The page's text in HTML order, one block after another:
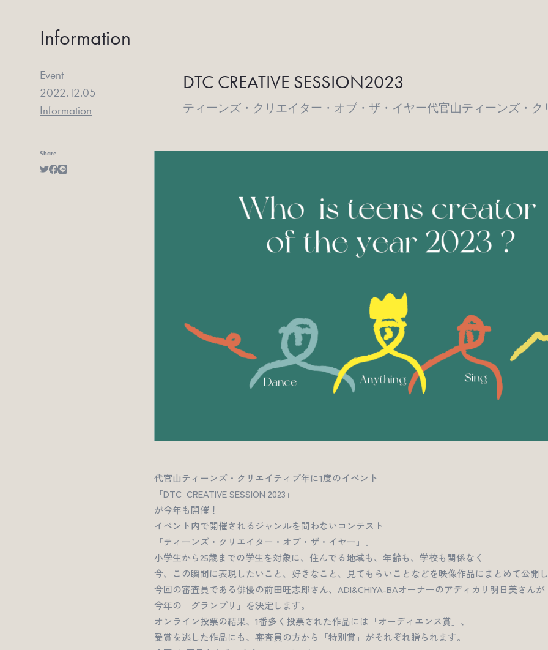
Information
Event
2022.12.05
Information
DTC CREATIVE SESSION2023
ティーンズ・クリエイター・オブ・ザ・イヤー代官山ティーンズ・ク
Share
代官山ティーンズ・クリエイティブ年に1度のイベント
「DTC CREATIVE SESSION 2023」
が今年も開催！
イベント内で開催されるジャンルを問わないコンテスト
「ティーンズ・クリエイター・オブ・ザ・イヤー」。
小学生から25歳までの学生を対象に、住んでる地域も、年齢も、学校も関係なく
今、この瞬間に表現したいこと、好きなこと、見てもらいことなどを映像作品にまとめて公開
今回の審査員である俳優の前田旺志郎さん、ADI&CHIYA-BAオーナーのアディカリ明日美さんが
今年の「グランプリ」を決定します。
オンライン投票の結果、1番多く投票された作品には「オーディエンス賞」、
受賞を逃した作品にも、審査員の方から「特別賞」がそれぞれ贈られます。